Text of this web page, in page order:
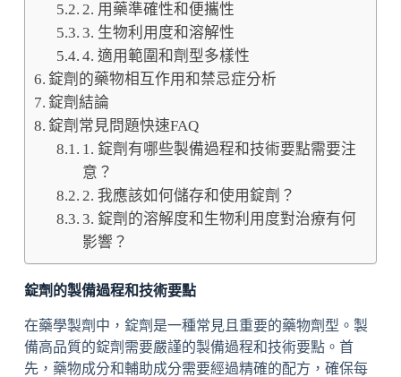
2. 用藥準確性和便攜性
3. 生物利用度和溶解性
4. 適用範圍和劑型多樣性
錠劑的藥物相互作用和禁忌症分析
錠劑結論
錠劑常見問題快速FAQ
1. 錠劑有哪些製備過程和技術要點需要注
意？
2. 我應該如何儲存和使用錠劑？
3. 錠劑的溶解度和生物利用度對治療有何
影響？
錠劑的製備過程和技術要點
在藥學製劑中，錠劑是一種常見且重要的藥物劑型。製
備高品質的錠劑需要嚴謹的製備過程和技術要點。首
先，藥物成分和輔助成分需要經過精確的配方，確保每